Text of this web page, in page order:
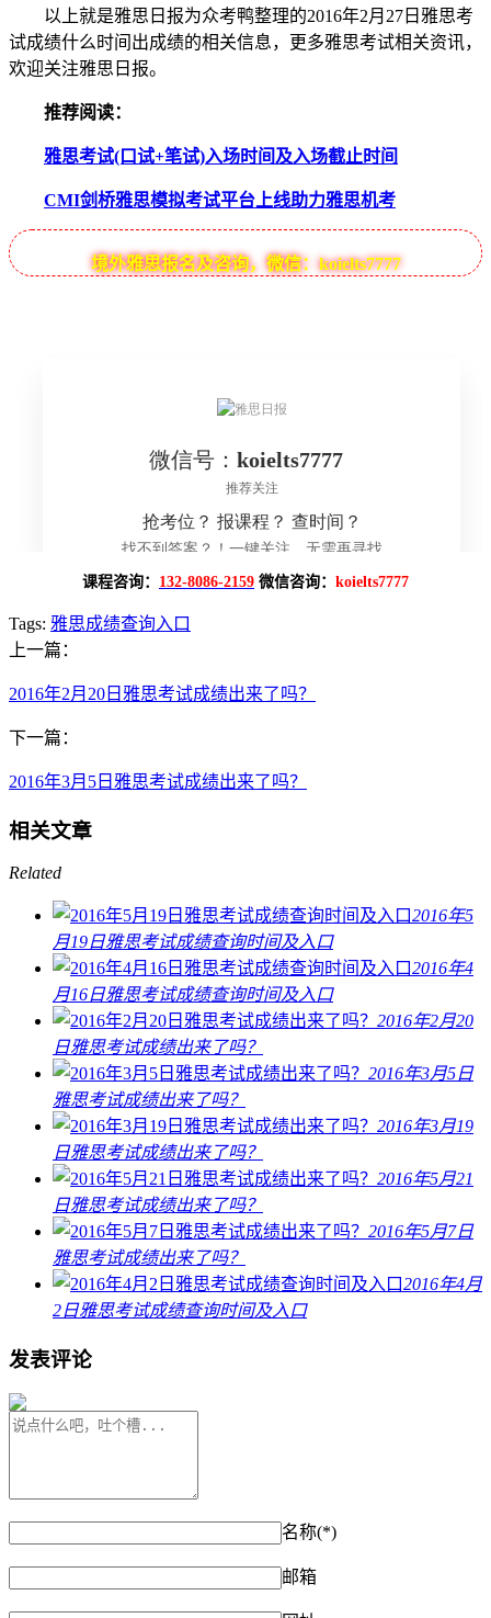
以上就是雅思日报为众考鸭整理的2016年2月27日雅思考
试成绩什么时间出成绩的相关信息，更多雅思考试相关资讯，
欢迎关注雅思日报。
推荐阅读：
雅思考试(口试+笔试)入场时间及入场截止时间
CMI剑桥雅思模拟考试平台上线助力雅思机考
境外雅思报名及咨询，微信：koielts7777
课程咨询： 132-8086-2159 微信咨询： koielts7777
Tags: 雅思成绩查询入口
上一篇：
2016年2月20日雅思考试成绩出来了吗？
下一篇：
2016年3月5日雅思考试成绩出来了吗？
相关文章
Related
2016年5
月19日雅思考试成绩查询时间及入口
2016年4
月16日雅思考试成绩查询时间及入口
2016年2月20
日雅思考试成绩出来了吗？
2016年3月5日
雅思考试成绩出来了吗？
2016年3月19
日雅思考试成绩出来了吗？
2016年5月21
日雅思考试成绩出来了吗？
2016年5月7日
雅思考试成绩出来了吗？
2016年4月
2日雅思考试成绩查询时间及入口
发表评论
名称(*)
邮箱